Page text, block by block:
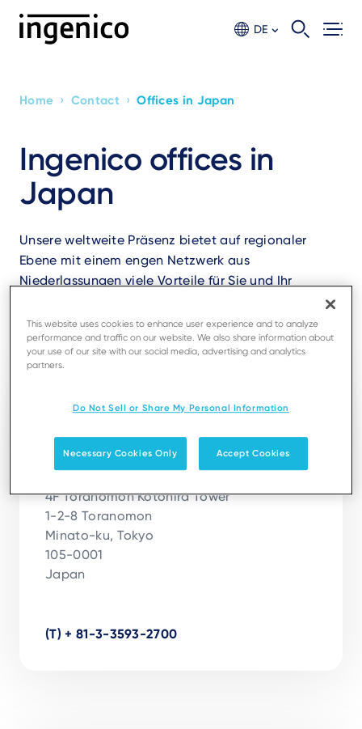
DE
Breadcrumb
Home › Contact › Offices in Japan
Ingenico offices in
Japan
Unsere weltweite Präsenz bietet auf regionaler
Ebene mit einem engen Netzwerk aus
Niederlassungen viele Vorteile für Sie und Ihr
Tokyo
Ingenico Japan Co.Ltd Ingenico Japan
株式会社
4F Toranomon Kotohira Tower
1-2-8 Toranomon
Minato-ku, Tokyo
105-0001
Japan
(T) + 81-3-3593-2700
This website uses cookies to enhance user experience and to analyze
performance and traffic on our website. We also share information about
your use of our site with our social media, advertising and analytics
partners.
Do Not Sell or Share My Personal Information
Necessary Cookies Only Accept Cookies